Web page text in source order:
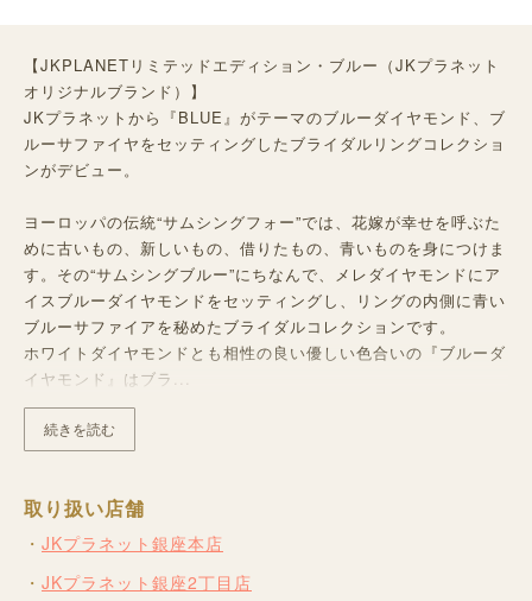
【JKPLANETリミテッドエディション・ブルー（JKプラネット
オリジナルブランド）】
JKプラネットから『BLUE』がテーマのブルーダイヤモンド、ブ
ルーサファイヤをセッティングしたブライダルリングコレクショ
ンがデビュー。
ヨーロッパの伝統“サムシングフォー”では、花嫁が幸せを呼ぶた
めに古いもの、新しいもの、借りたもの、青いものを身につけま
す。その“サムシングブルー”にちなんで、メレダイヤモンドにア
イスブルーダイヤモンドをセッティングし、リングの内側に青い
ブルーサファイアを秘めたブライダルコレクションです。
ホワイトダイヤモンドとも相性の良い優しい色合いの『ブルーダ
イヤモンド』はブラ...
続きを読む
取り扱い店舗
JKプラネット銀座本店
JKプラネット銀座2丁目店